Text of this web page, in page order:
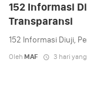
152 Informasi
Transparansi
152 Informasi Diuji,
Oleh MAF 3 hari